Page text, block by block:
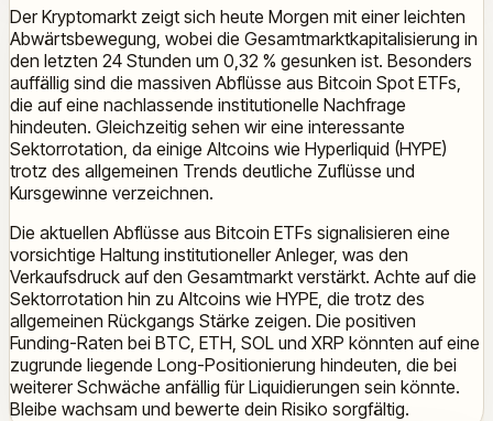
Der Kryptomarkt zeigt sich heute Morgen mit einer leichten
Abwärtsbewegung, wobei die Gesamtmarktkapitalisierung in
den letzten 24 Stunden um 0,32 % gesunken ist. Besonders
auffällig sind die massiven Abflüsse aus Bitcoin Spot ETFs,
die auf eine nachlassende institutionelle Nachfrage
hindeuten. Gleichzeitig sehen wir eine interessante
Sektorrotation, da einige Altcoins wie Hyperliquid (HYPE)
trotz des allgemeinen Trends deutliche Zuflüsse und
Kursgewinne verzeichnen.
Die aktuellen Abflüsse aus Bitcoin ETFs signalisieren eine
vorsichtige Haltung institutioneller Anleger, was den
Verkaufsdruck auf den Gesamtmarkt verstärkt. Achte auf die
Sektorrotation hin zu Altcoins wie HYPE, die trotz des
allgemeinen Rückgangs Stärke zeigen. Die positiven
Funding-Raten bei BTC, ETH, SOL und XRP könnten auf eine
zugrunde liegende Long-Positionierung hindeuten, die bei
weiterer Schwäche anfällig für Liquidierungen sein könnte.
Bleibe wachsam und bewerte dein Risiko sorgfältig.